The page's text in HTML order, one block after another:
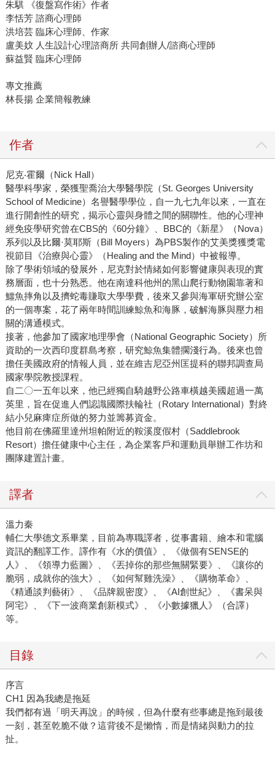
朱騏 《復盤寫作術》作者
李恬芳 諮商心理師
洪培芸 臨床心理師、作家
盧美妏 人生設計心理諮商所 共同創辦人/諮商心理師
蘇益賢 臨床心理師
專文推薦
林長揚 企業簡報教練
作者
尼克‧霍爾（Nick Hall）
醫學科學家，榮獲聖喬治大學醫學院（St. Georges University
School of Medicine）名譽醫學學位，自一九七九年以來，一直在
進行開創性的研究，揭示心靈與身體之間的關聯性。他的心理神
經免疫學研究曾在CBS的《60分鐘》、BBC的《新星》（Nova）
系列以及比爾·莫耶斯（Bill Moyers）為PBS製作的艾美獎獲獎電
視節目《治療與心靈》（Healing and the Mind）中被報導。
除了學術領域的發展外，尼克對於情緒如何影響健康與表現的實
務層面，也十分熟悉。他在南達科他州的黑山爬行動物園靠著和
鱷魚摔角以及擠蛇毒賺取大學學費，後來又參與海軍研究辦公室
的一個專案，花了兩年時間訓練鯨魚和海豚，破解海豚與壓力相
關的溝通模式。
接著，他參加了國家地理學會（National Geographic Society）所
資助的一次西印度群島考察，研究鯨魚集體擱淺行為。後來也曾
擔任美國政府的情報人員，並在維吉尼亞州匡提科的聯邦調查局
國家學院教授課程。
自二〇一五年以來，他已經獨自騎越野公路車橫越美國超過一萬
英里，旨在促進人們認識國際扶輪社（Rotary International）對終
結小兒麻痺症所做的努力並籌募資金。
他目前在佛羅里達州坦帕附近的鞍溪度假村（Saddlebrook
Resort）擔任健康中心主任，為企業客戶和運動員舉辦工作坊和
團隊建置計畫。
譯者
溫力秦
輔仁大學德文系畢業，目前為專職譯者，從事書籍、繪本和電腦
資訊的翻譯工作。譯作有《水的價值》、《做個有SENSE的
人》、《領導力藍圖》、《丟掉你的那些無關緊要》、《讓你的
脆弱，成就你的強大》、《如何幫雞洗澡》、《購物革命》、
《精通談判藝術》、《品牌親密度》、《AI創世紀》、《書呆與
阿宅》、《下一波商業創新模式》、《小數據獵人》（合譯）
等。
目錄
序言
CH1 因為我總是拖延
我們都有過「明天再說」的時候，但為什麼有些事總是拖到最後
一刻，甚至乾脆不做？這背後不是懶惰，而是情緒與動力的拉
扯。